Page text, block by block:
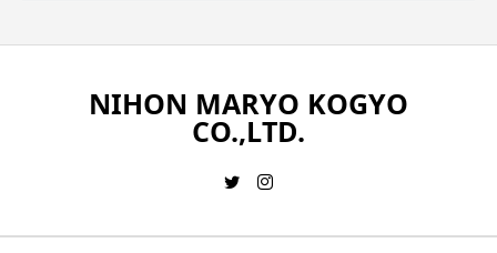
NIHON MARYO KOGYO
CO.,LTD.